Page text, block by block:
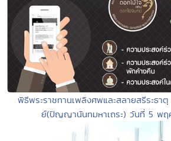
พิธีพระราชทานเพลิงศพและสลายสรีระธา
ย์(ปัญญานันทมหาเถระ) วันที่ 5 พฤ